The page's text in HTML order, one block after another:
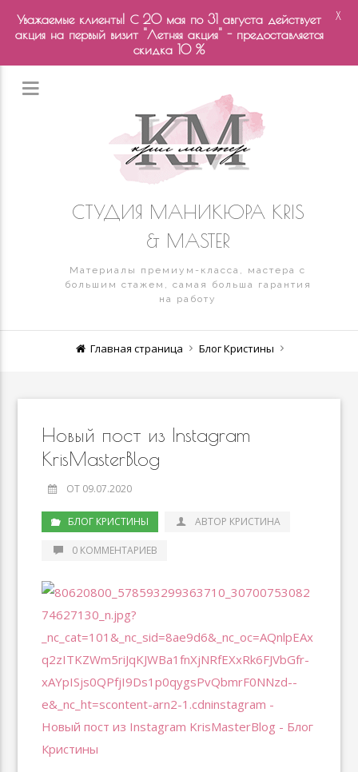
СТУДИЯ МАНИКЮРА KRIS
& MASTER
Материалы премиум-класса, мастера с
большим стажем, самая больша гарантия
на работу
Главная страница Блог Кристины
Новый пост из Instagram
KrisMasterBlog
ОТ 09.07.2020
БЛОГ КРИСТИНЫ АВТОР КРИСТИНА
0 КОММЕНТАРИЕВ
Уважаемые клиенты! С 20 мая по 31 августа действует
акция на первый визит "Летняя акция" - предоставляется
скидка 10 %
X